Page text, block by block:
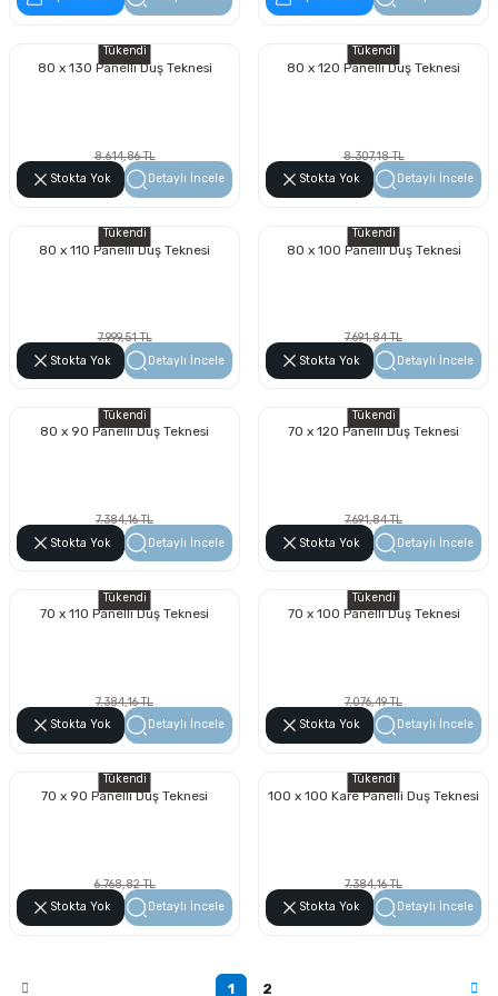
Tükendi
80 x 130 Panelli Duş Teknesi
8.614,86 TL
4.910,47 TL
Stokta Yok Detaylı İncele
Tükendi
80 x 120 Panelli Duş Teknesi
8.307,18 TL
4.735,09 TL
Stokta Yok Detaylı İncele
Tükendi
80 x 110 Panelli Duş Teknesi
7.999,51 TL
4.559,72 TL
Stokta Yok Detaylı İncele
Tükendi
80 x 100 Panelli Duş Teknesi
7.691,84 TL
4.384,35 TL
Stokta Yok Detaylı İncele
Tükendi
80 x 90 Panelli Duş Teknesi
7.384,16 TL
4.208,97 TL
Stokta Yok Detaylı İncele
Tükendi
70 x 120 Panelli Duş Teknesi
7.691,84 TL
4.384,35 TL
Stokta Yok Detaylı İncele
Tükendi
70 x 110 Panelli Duş Teknesi
7.384,16 TL
4.208,97 TL
Stokta Yok Detaylı İncele
Tükendi
70 x 100 Panelli Duş Teknesi
7.076,49 TL
4.033,60 TL
Stokta Yok Detaylı İncele
Tükendi
70 x 90 Panelli Duş Teknesi
6.768,82 TL
3.858,23 TL
Stokta Yok Detaylı İncele
Tükendi
100 x 100 Kare Panelli Duş Teknesi
7.384,16 TL
4.208,97 TL
Stokta Yok Detaylı İncele
1 2